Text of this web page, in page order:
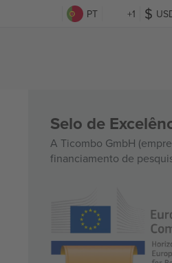
PT +1
Selo de
A Ticombo GmbH
financiamento de